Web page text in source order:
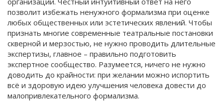
позволит избежать ненужного формализма при оценке
любых общественных или эстетических явлений. Чтобы
признать многие современные театральные постановки
скверной и мерзостью, не нужно проводить длительные
экспертизы, главное – правильно подготовить
экспертное сообщество. Разумеется, ничего не нужно
доводить до крайности: при желании можно испортить
всё и здоровую идею улучшения человека довести до
малопривлекательного формализма.